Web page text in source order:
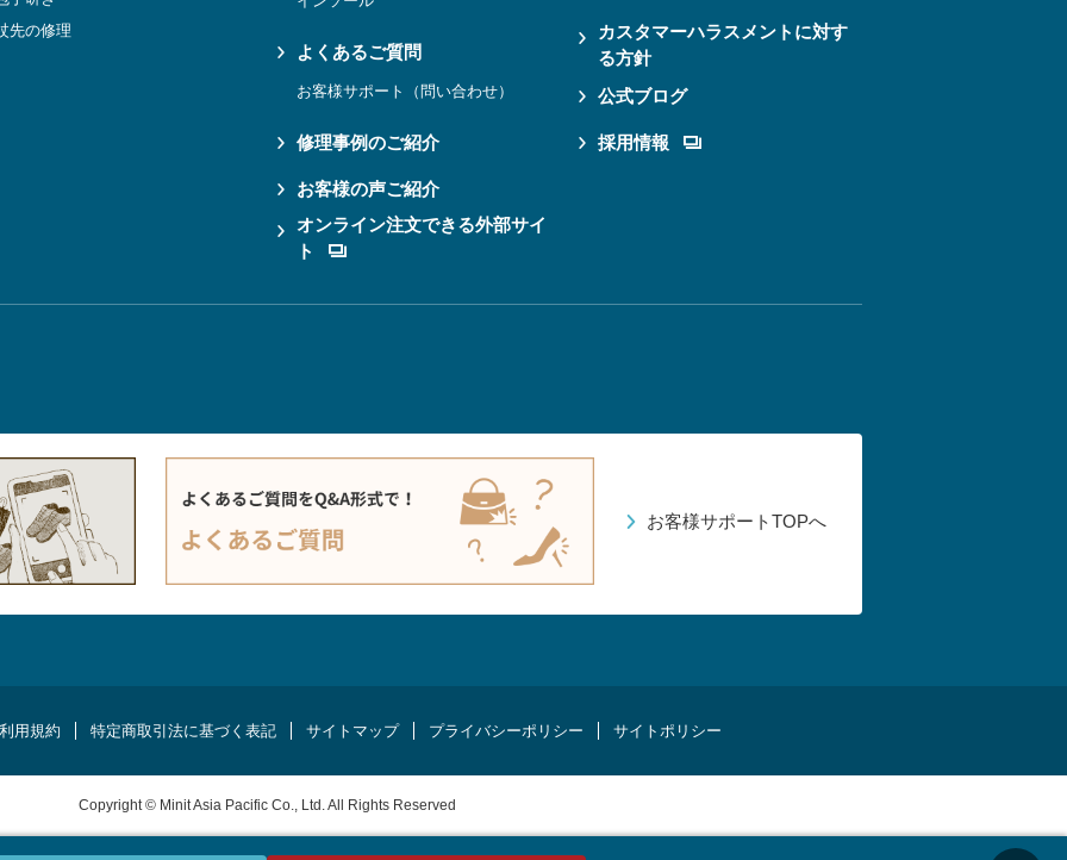
お客様サポートTOPへ
先の修理
よくあるご質問
お客様サポート（問い合わせ）
修理事例のご紹介
お客様の声ご紹介
オンライン注文できる外部サイ
ト
カスタマーハラスメントに対す
る方針
公式ブログ
採用情報
用規約 特定商取引法に基づく表記 サイトマップ プライバシーポリシー サイトポリシー
Copyright © Minit Asia Pacific Co., Ltd. All Rights Reserved